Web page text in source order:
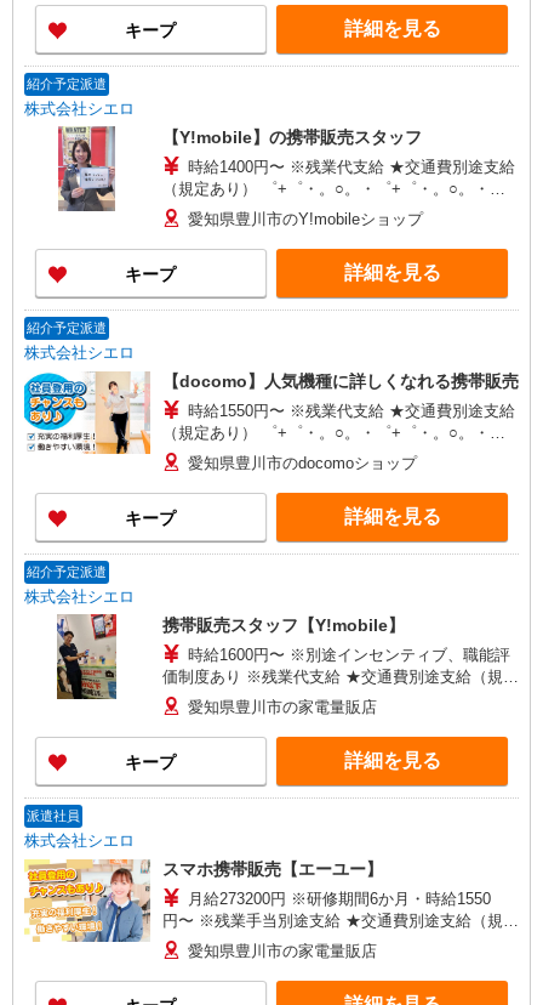
ィブ支給(規定有) ★月2回払い・週払い可能（規程
有）★ ゜・。○。・゜+゜・。○。・゜+゜
キープ 詳細を見る
紹介予定派遣
株式会社シエロ
【Y!mobile】の携帯販売スタッフ
時給1400円〜 ※残業代支給 ★交通費別途支給
（規定あり） ゜+゜・。○。・゜+゜・。○。・゜
+゜ 入社祝い金10万円支給(規定有) お友達を紹介
頂くと, インセンティブ支給(規定有) ★月2回払
い・週払い可能（規程有）★ ゜・。○。・゜
+゜・。○。・゜+゜
愛知県豊川市のY!mobileショップ
キープ 詳細を見る
紹介予定派遣
株式会社シエロ
【docomo】人気機種に詳しくなれる携帯販売
時給1550円〜 ※残業代支給 ★交通費別途支給
（規定あり） ゜+゜・。○。・゜+゜・。○。・゜
+゜ 入社祝い金10万円支給(規定有) お友達を紹介
頂くと, インセンティブ支給(規定有) ★月2回払
い・週払い可能（規程有）★ ゜・。○。・゜
+゜・。○。・゜+゜
愛知県豊川市のdocomoショップ
キープ 詳細を見る
紹介予定派遣
株式会社シエロ
携帯販売スタッフ【Y!mobile】
時給1600円〜 ※別途インセンティブ、職能評
価制度あり ※残業代支給 ★交通費別途支給（規定
あり） ゜+゜・。○。・゜+゜・。○。・゜+゜ 入
社祝い金10万円支給(規定有) お友達を紹介頂くと,
インセンティブ支給(規定有) ★月2回払い・週払い
可能（規程有）★ ゜・。○。・゜+゜・。○。・゜
+゜
愛知県豊川市の家電量販店
キープ 詳細を見る
派遣社員
株式会社シエロ
スマホ携帯販売【エーユー】
月給273200円 ※研修期間6か月・時給1550
円〜 ※残業手当別途支給 ★交通費別途支給（規定
あり） ゜+゜・。○。・゜+゜・。○。・゜+゜ 入
社祝い金10万円支給(規定有) お友達を紹介頂くと,
インセンティブ支給(規定有) ゜・。○。・゜
愛知県豊川市の家電量販店